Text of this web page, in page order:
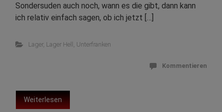
Sondersuden auch noch, wann es die gibt, dann kann
ich relativ einfach sagen, ob ich jetzt […]
Lager, Lager Hell Unterfranken
Kommentieren
Weiterlesen